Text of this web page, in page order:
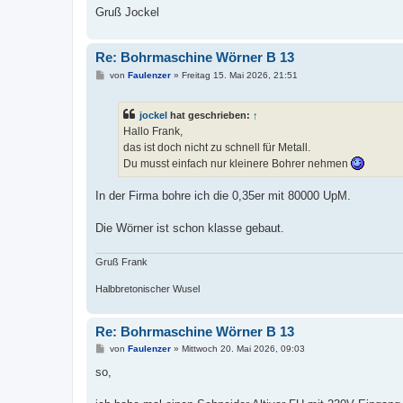
Gruß Jockel
Re: Bohrmaschine Wörner B 13
Bvon Faulenzer» Freitag 15. Mai 2026, 21:51
jockel hat geschrieben: ↑
Hallo Frank,
das ist doch nicht zu schnell für Metall.
Du musst einfach nur kleinere Bohrer nehmen
In der Firma bohre ich die 0,35er mit 80000 UpM.
Die Wörner ist schon klasse gebaut.
Gruß Frank
Halbbretonischer Wusel
Re: Bohrmaschine Wörner B 13
B
i
von Faulenzer» Mittwoch 20. Mai 2026, 09:03
so,